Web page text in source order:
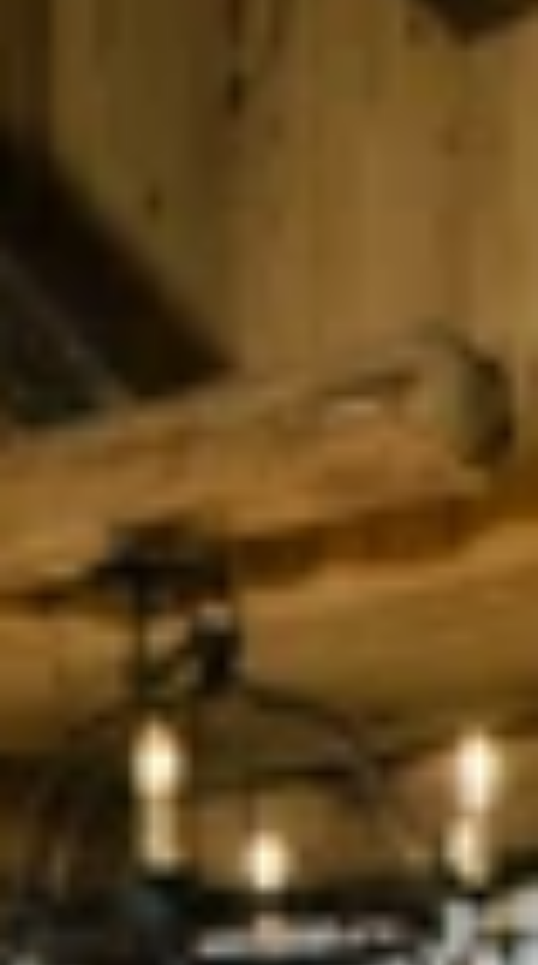
info@serfaus-fiss-ladis.at